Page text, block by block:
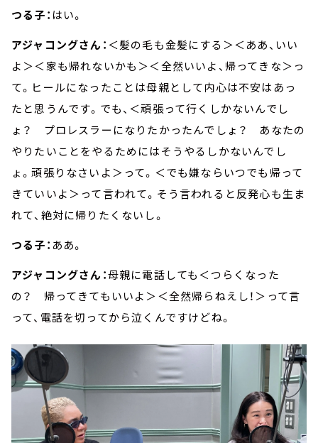
つる子： はい。
アジャコングさん：＜髪の毛も金髪にする＞＜ああ、いい
よ＞＜家も帰れないかも＞＜全然いいよ、帰ってきな＞っ
て。ヒールになったことは母親として内心は不安はあっ
たと思うんです。でも、＜頑張って行くしかないんでし
ょ？ プロレスラーになりたかったんでしょ？ あなたの
やりたいことをやるためにはそうやるしかないんでし
ょ。頑張りなさいよ＞って。＜でも嫌ならいつでも帰って
きていいよ＞って言われて。そう言われると反発心も生ま
れて、絶対に帰りたくないし。
つる子： ああ。
アジャコングさん：母親に電話しても＜つらくなった
の？ 帰ってきてもいいよ＞＜全然帰らねえし！＞って言
って、電話を切ってから泣くんですけどね。